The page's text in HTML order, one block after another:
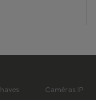
Caméras IP